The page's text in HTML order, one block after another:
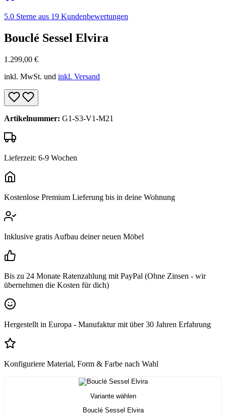
5.0 Sterne aus 19 Kundenbewertungen
Bouclé Sessel Elvira
1.299,00 €
inkl. MwSt. und inkl. Versand
Artikelnummer: G1-S3-V1-M21
Lieferzeit: 6-9 Wochen
Kostenlose Premium Lieferung bis in deine Wohnung
Inklusive gratis Aufbau deiner neuen Möbel
Bis zu 24 Monate Ratenzahlung mit PayPal (Ohne Zinsen - wir
übernehmen die Kosten für dich)
Hergestellt in Europa - Manufaktur mit über 30 Jahren Erfahrung
Konfiguriere Material, Form & Farbe nach Wahl
Variante wählen
Bouclé Sessel Elvira